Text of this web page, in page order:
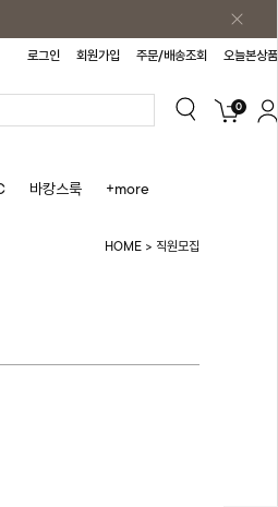
로그인 회원가입 주문/배송조회 오늘본상품
0
바캉스룩 +more
HOME > 직원모집